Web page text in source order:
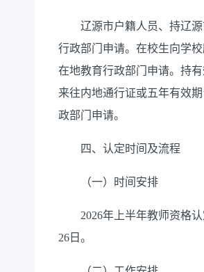
辽源市户籍人员、持辽源
行政部门申请。在校生向学
在地教育行政部门申请。持
来往内地通行证或五年有效
政部门申请。
四、认定时间及流程
（一）时间安排
2026年上半年教师资格认
26日。